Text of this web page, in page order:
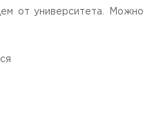
от университета. Можно